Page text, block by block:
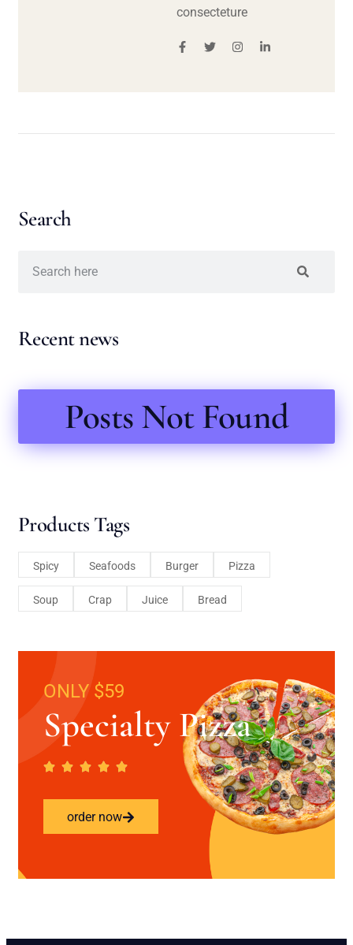
consecteture
Search
Recent news
Posts Not Found
Products Tags
Spicy Seafoods Burger Pizza
Soup Crap Juice Bread
ONLY $59
Specialty Pizza
order now